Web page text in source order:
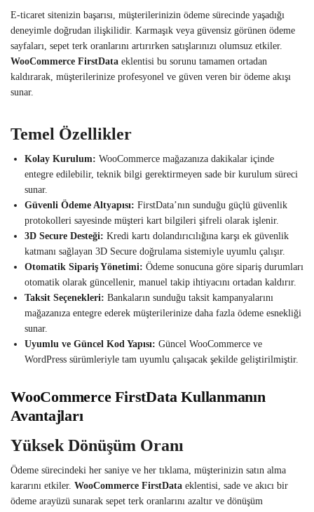
E-ticaret sitenizin başarısı, müşterilerinizin ödeme sürecinde yaşadığı
deneyimle doğrudan ilişkilidir. Karmaşık veya güvensiz görünen ödeme
sayfaları, sepet terk oranlarını artırırken satışlarınızı olumsuz etkiler.
WooCommerce FirstData eklentisi bu sorunu tamamen ortadan
kaldırarak, müşterilerinize profesyonel ve güven veren bir ödeme akışı
sunar.
Temel Özellikler
Kolay Kurulum: WooCommerce mağazanıza dakikalar içinde
entegre edilebilir, teknik bilgi gerektirmeyen sade bir kurulum süreci
sunar.
Güvenli Ödeme Altyapısı: FirstData’nın sunduğu güçlü güvenlik
protokolleri sayesinde müşteri kart bilgileri şifreli olarak işlenir.
3D Secure Desteği: Kredi kartı dolandırıcılığına karşı ek güvenlik
katmanı sağlayan 3D Secure doğrulama sistemiyle uyumlu çalışır.
Otomatik Sipariş Yönetimi: Ödeme sonucuna göre sipariş durumları
otomatik olarak güncellenir, manuel takip ihtiyacını ortadan kaldırır.
Taksit Seçenekleri: Bankaların sunduğu taksit kampanyalarını
mağazanıza entegre ederek müşterilerinize daha fazla ödeme esnekliği
sunar.
Uyumlu ve Güncel Kod Yapısı: Güncel WooCommerce ve
WordPress sürümleriyle tam uyumlu çalışacak şekilde geliştirilmiştir.
WooCommerce FirstData Kullanmanın
Avantajları
Yüksek Dönüşüm Oranı
Ödeme sürecindeki her saniye ve her tıklama, müşterinizin satın alma
kararını etkiler. WooCommerce FirstData eklentisi, sade ve akıcı bir
ödeme arayüzü sunarak sepet terk oranlarını azaltır ve dönüşüm